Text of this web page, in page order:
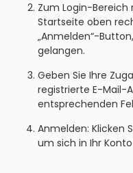
Zum Login-Bereich
Startseite oben
„Anmelden“-
gelangen.
Geben Sie Ihre
registrierte E-Mail-
entsprechenden
Anmelden: Klicken
um sich in Ihr